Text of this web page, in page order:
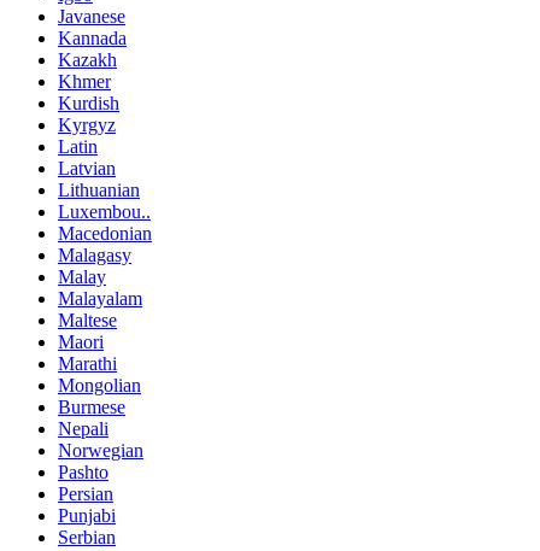
Javanese
Kannada
Kazakh
Khmer
Kurdish
Kyrgyz
Latin
Latvian
Lithuanian
Luxembou..
Macedonian
Malagasy
Malay
Malayalam
Maltese
Maori
Marathi
Mongolian
Burmese
Nepali
Norwegian
Pashto
Persian
Punjabi
Serbian